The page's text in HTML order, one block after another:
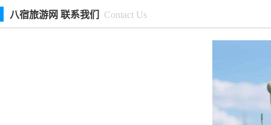
八宿旅游网 联系我们
Contact Us